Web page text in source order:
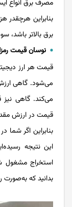
مصرف برق انواع
بنابراین هرچقدر
برق بالاتر باشد،
نوسان قیمت
قیمت هر ارز
می‌شود. گاهی
می‌کند. گاهی نیز
قیمت در ارزش
بنابراین اگر
این نتیجه
استخراج مشغول
بدانید که به‌صورت